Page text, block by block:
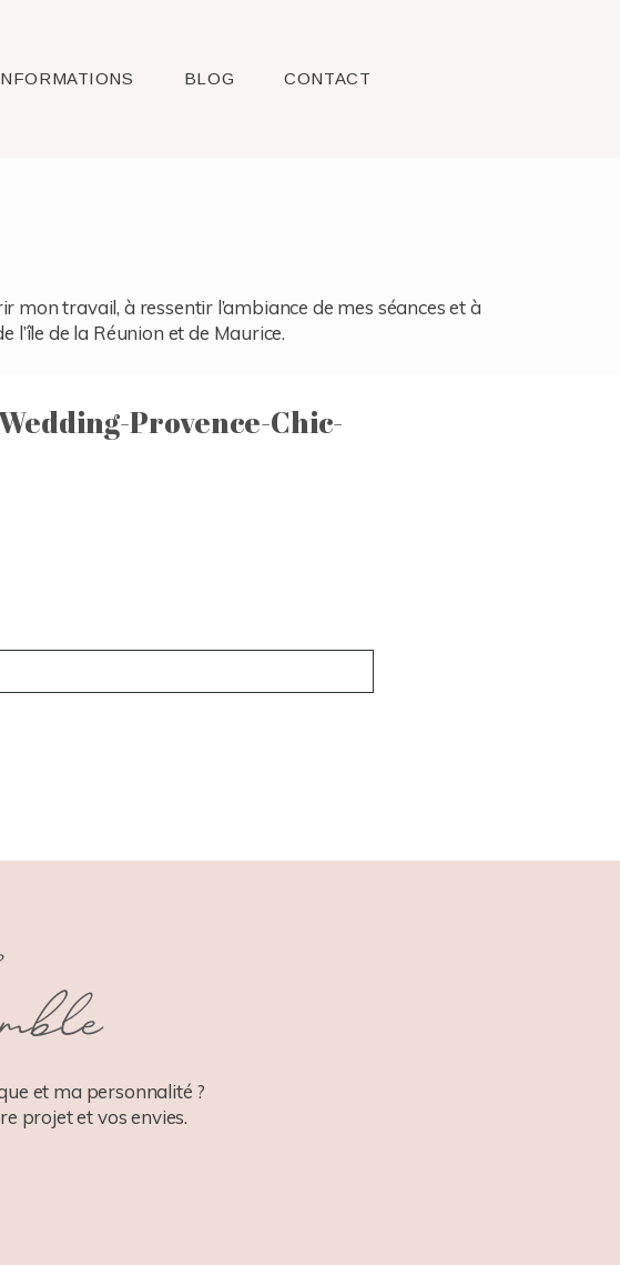
BLOG CONTACT
travail, à ressentir l’ambiance de mes séances et à
de la Réunion et de Maurice.
Provence-Chic-
et ma personnalité ?
projet et vos envies.